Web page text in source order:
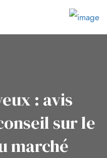
: avis
sur le
marché